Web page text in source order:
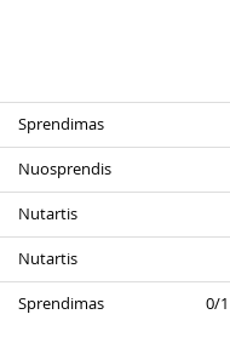
Sprendimas
Nuosprendis
Nutartis
Nutartis
Sprendimas 0/1